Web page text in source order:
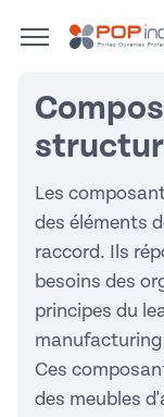
Les
des éléments
raccord. Ils
besoins des
principes du
Ces
des meubles